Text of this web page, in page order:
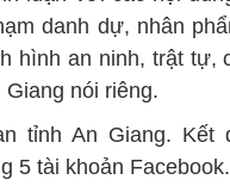
danh dự, nhân
hình an ninh, trật tự,
nói riêng.
tỉnh An Giang. Kết
5 tài khoản